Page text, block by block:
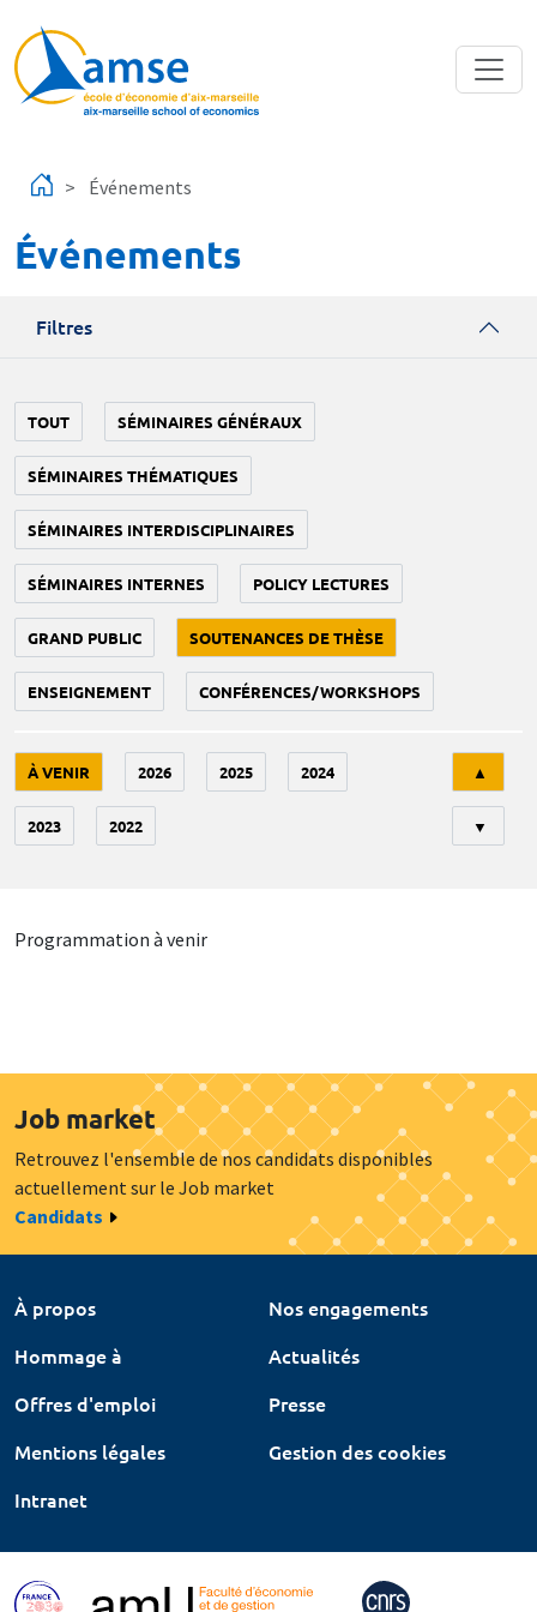
Événements
Événements
Filtres
TOUT SÉMINAIRES GÉNÉRAUX
SÉMINAIRES THÉMATIQUES
SÉMINAIRES INTERDISCIPLINAIRES
SÉMINAIRES INTERNES POLICY LECTURES
GRAND PUBLIC SOUTENANCES DE THÈSE
ENSEIGNEMENT CONFÉRENCES/WORKSHOPS
À VENIR 2026 2025 2024
2023 2022
▲
▼
Programmation à venir
Job market
Retrouvez l'ensemble de nos candidats disponibles
actuellement sur le Job market
Candidats
À propos
Nos engagements
Hommage à
Actualités
Offres d'emploi
Presse
Mentions légales
Gestion des cookies
Intranet